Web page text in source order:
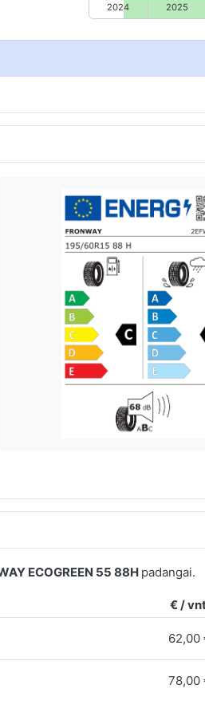
2024 2025
ECOGREEN 55 88H padangai.
€ /
62,00
78,00